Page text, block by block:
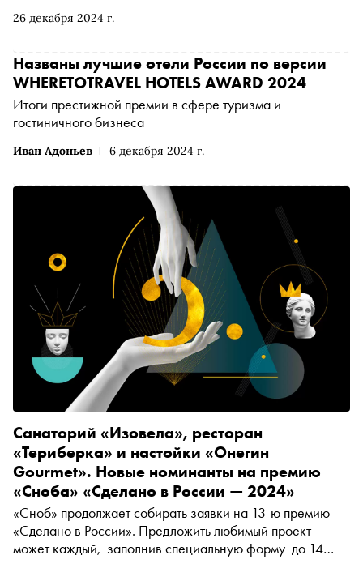
26 декабря 2024 г.
дегустации на высоте, йога на пляже, чайные церемонии
лет создают высочайший уровень гостеприимства
Иван Адоньев 6 декабря 2024 г.
Названы лучшие отели России по версии
WHERETOTRAVEL HOTELS AWARD 2024
Итоги престижной премии в сфере туризма и
гостиничного бизнеса
Санаторий «Изовела», ресторан
«Териберка» и настойки «Онегин
Gourmet». Новые номинанты на премию
«Сноба» «Сделано в России — 2024»
«Сноб» продолжает собирать заявки на 13-ю премию
«Сделано в России». Предложить любимый проект
может каждый, заполнив специальную форму до 14